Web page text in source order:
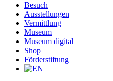
Besuch
Ausstellungen
Vermittlung
Museum
Museum digital
Shop
Förderstiftung